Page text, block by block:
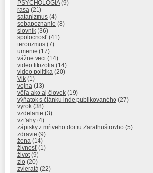
PSYCHOLÓGIA(9)
rasa (21)
satanizmus (4)
sebapoznanie (8)
slovník (36)
spoločnosť (41)
terorizmus (7)
umenie (17)
vážne veci (14)
video filozofia (14)
video politika (20)
Vlk (1)
vojna (13)
vôľa ako aj človek (19)
výňatok s článku inde publikovaného (27)
výrok (38)
vzdelanie (3)
vzťahy (4)
zápisky z mŕtveho domu Zarathuštrovho (5)
zdravie (9)
žena (14)
živnosť (1)
život(9)
zlo (20)
zvieratá (22)